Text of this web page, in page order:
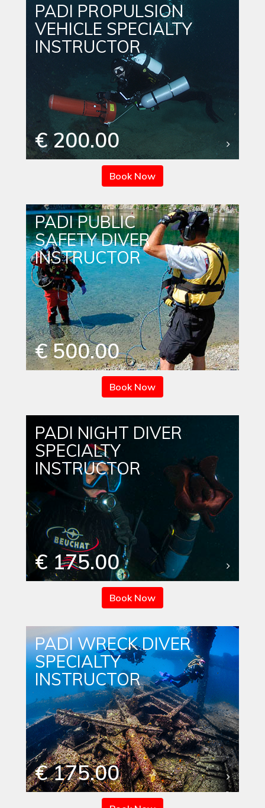
PADI PROPULSION
VEHICLE SPECIALTY
INSTRUCTOR
€ 200.00
Book Now
PADI PUBLIC
SAFETY DIVER
INSTRUCTOR
€ 500.00
Book Now
PADI NIGHT DIVER
SPECIALTY
INSTRUCTOR
€ 175.00
Book Now
PADI WRECK DIVER
SPECIALTY
INSTRUCTOR
€ 175.00